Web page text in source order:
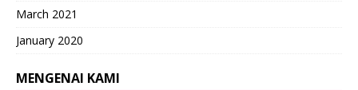
March 2021
January 2020
MENGENAI KAMI